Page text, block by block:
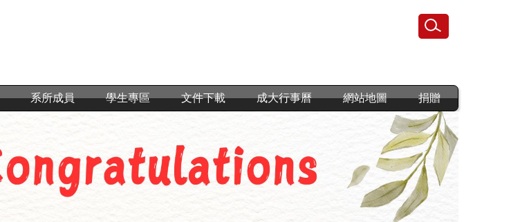
系所成員 學生專區 文件下載 成大行事曆 網站地圖 捐贈